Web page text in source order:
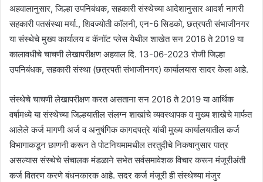
अहवालानुसार, जिल्हा उपनिबंधक, सहकारी संस्थेच्या आदेशानुसार आदर्श नागरी
सहकारी पतसंस्था मर्या., शिवज्योती कॉलनी, एन-6 सिडको, छत्रपती संभाजीनगर
या संस्थेचे मुख्य कार्यालय व कॅनॉट प्लेस येथील शाखेत सन 2016 ते 2019 या
कालावधीचे चाचणी लेखापरीक्षण अहवाल दि. 13-06-2023 रोजी जिल्हा
उपनिबंधक, सहकारी संस्था (छत्रपती संभाजीनगर) कार्यालयास सादर केला आहे.
संस्थेचे चाचणी लेखापरीक्षण करत असताना सन 2016 ते 2019 या आर्थिक
वर्षामध्ये या संस्थेच्या जिल्हयातील संलग्न शाखांचे व्यवस्थापक व मुख्य शाखेचे मार्फत
आलेले कर्ज मागणी अर्ज व अनुषंगिक कागदपत्रे यांची मुख्य कार्यालयातील कर्ज
विभागाकडून छाणनी करून ते पोटनियमामधील तरतुदीचे निकषानुसार पात्र
असल्यास संस्थेचे संचालक मंडळाने सभेत सर्वसमावेशक विचार करून मंजूरीअंती
कर्ज वितरण करणे बंधनकारक आहे. सदर कर्ज मंजूरी ही संस्थेच्या मंजुर